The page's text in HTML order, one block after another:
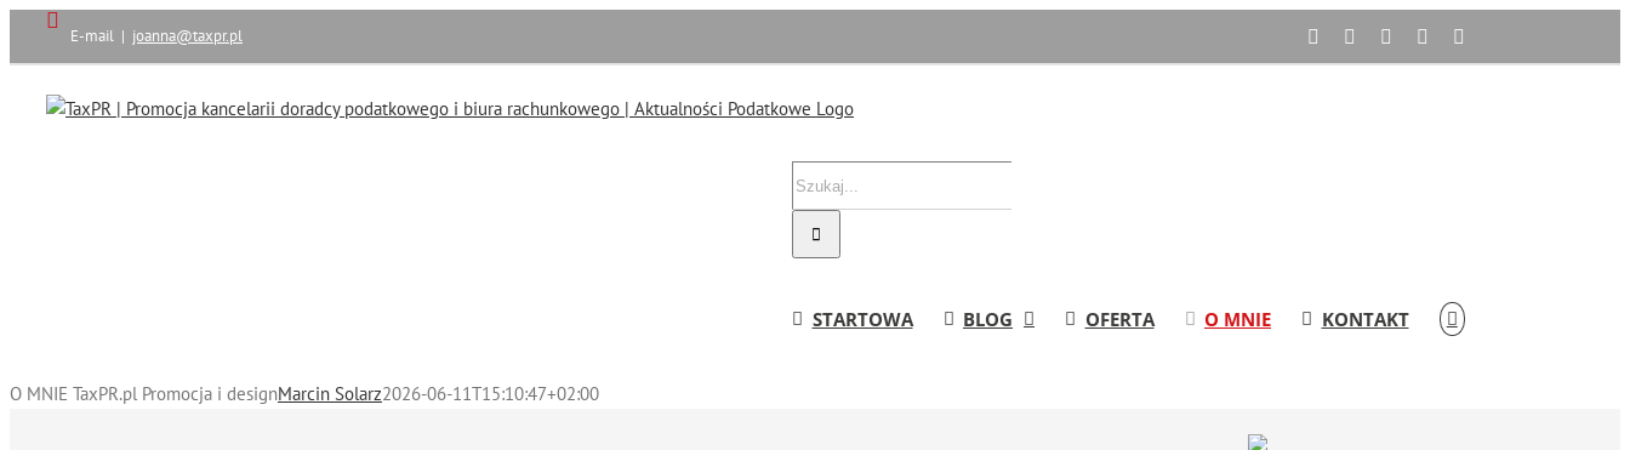
Przejdź
E-mail | joanna@taxpr.pl FacebookLinkedIn Instagram
Szukaj
STARTOWA BLOG OFERTA O MNIE KONTAKT
O MNIE TaxPR.pl Promocja i designMarcin Solarz2026-06-11T15:10:47+02:00